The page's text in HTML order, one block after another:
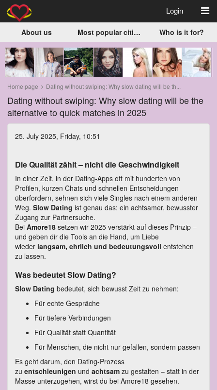
Login
About us Most popular cities Who is it for?
Home page Dating without swiping: Why slow dating will be th...
Dating without swiping: Why slow dating will be the
alternative to quick matches in 2025
25. July 2025, Friday, 10:51
Die Qualität zählt – nicht die Geschwindigkeit
In einer Zeit, in der Dating-Apps oft mit hunderten von
Profilen, kurzen Chats und schnellen Entscheidungen
überfordern, sehnen sich viele Singles nach einem anderen
Weg. Slow Dating ist genau das: ein achtsamer, bewusster
Zugang zur Partnersuche.
Bei Amore18 setzen wir 2025 verstärkt auf dieses Prinzip –
und geben dir die Tools an die Hand, um Liebe
wieder langsam, ehrlich und bedeutungsvoll entstehen
zu lassen.
Was bedeutet Slow Dating?
Slow Dating bedeutet, sich bewusst Zeit zu nehmen:
Für echte Gespräche
Für tiefere Verbindungen
Für Qualität statt Quantität
Für Menschen, die nicht nur gefallen, sondern passen
Es geht darum, den Dating-Prozess
zu entschleunigen und achtsam zu gestalten – statt in der
Masse unterzugehen, wirst du bei Amore18 gesehen.